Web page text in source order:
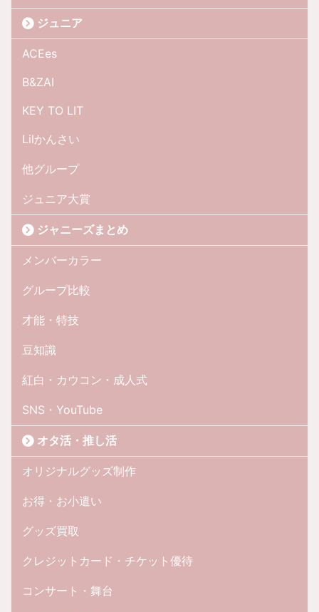
ジュニア
ACEes
B&ZAI
KEY TO LIT
Lilかんさい
他グループ
ジュニア大賞
ジャニーズまとめ
メンバーカラー
グループ比較
才能・特技
豆知識
紅白・カウコン・成人式
SNS・YouTube
オタ活・推し活
オリジナルグッズ制作
お得・お小遣い
グッズ買取
クレジットカード・チケット優待
コンサート・舞台